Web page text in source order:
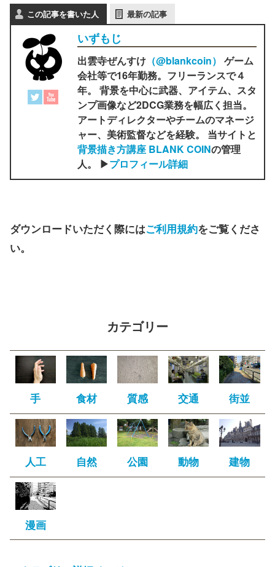
この記事を書いた人 最新の記事
いずもじ
出雲寺ぜんすけ （‎@blankcoin） ゲーム
会社等で16年勤務。フリーランスで４
年。 背景を中心に武器、アイテム、スタ
ンプ画像など2DCG業務を幅広く担当。
アートディレクターやチームのマネージ
ャー、美術監督などを経験。 当サイトと
背景描き方講座 BLANK COINの管理
人。 ▶プロフィール詳細
ダウンロードいただく際にはご利用規約をご覧くださ
い。
カテゴリー
手 食材 質感 交通 街並
人工 自然 公園 動物 建物
漫画